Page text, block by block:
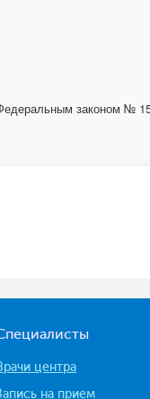
законом №
центра
на прием